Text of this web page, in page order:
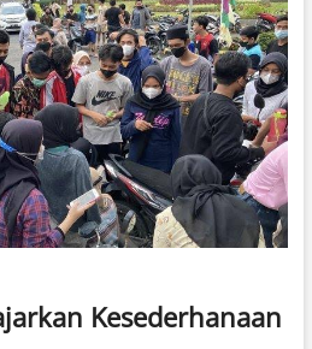
Kesederhanaan